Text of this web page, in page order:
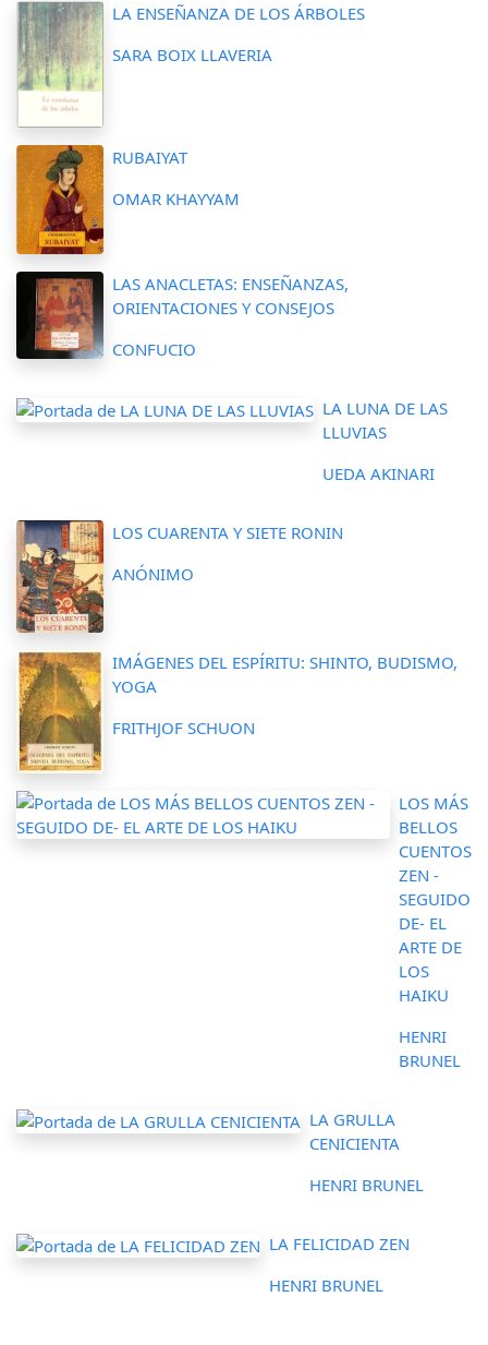
LA ENSEÑANZA DE LOS ÁRBOLES
SARA BOIX LLAVERIA
RUBAIYAT
OMAR KHAYYAM
LAS ANACLETAS: ENSEÑANZAS,
ORIENTACIONES Y CONSEJOS
CONFUCIO
LA LUNA DE LAS
LLUVIAS
UEDA AKINARI
LOS CUARENTA Y SIETE RONIN
ANÓNIMO
IMÁGENES DEL ESPÍRITU: SHINTO, BUDISMO,
YOGA
FRITHJOF SCHUON
LOS MÁS
BELLOS
CUENTOS
ZEN -
SEGUIDO
DE- EL
ARTE DE
LOS
HAIKU
HENRI
BRUNEL
LA GRULLA
CENICIENTA
HENRI BRUNEL
LA FELICIDAD ZEN
HENRI BRUNEL